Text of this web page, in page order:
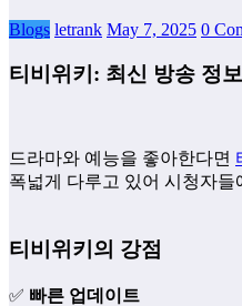
Blogs letrank May 7, 2025 0
티비위키: 최신 방송 정
드라마와 예능을 좋아한다면
폭넓게 다루고 있어 시청자들
티비위키의 강점
✅ 빠른 업데이트